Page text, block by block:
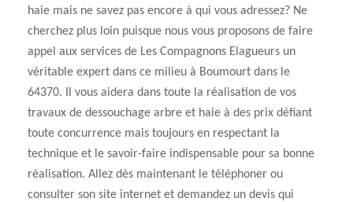
haie mais ne savez pas encore à qui vous adressez? Ne
cherchez plus loin puisque nous vous proposons de faire
appel aux services de Les Compagnons Elagueurs un
véritable expert dans ce milieu à Boumourt dans le
64370. Il vous aidera dans toute la réalisation de vos
travaux de dessouchage arbre et haie à des prix défiant
toute concurrence mais toujours en respectant la
technique et le savoir-faire indispensable pour sa bonne
réalisation. Allez dès maintenant le téléphoner ou
consulter son site internet et demandez un devis qui